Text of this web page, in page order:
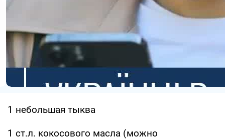
1 небольшая тыква
1 ст.л. кокосового масла (можно